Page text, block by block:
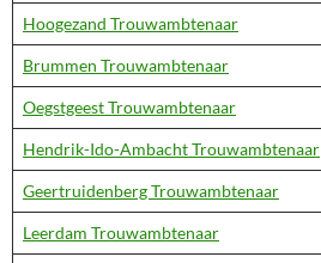
Hoogezand Trouwambtenaar
Brummen Trouwambtenaar
Oegstgeest Trouwambtenaar
Hendrik-Ido-Ambacht Trouwambtenaar
Geertruidenberg Trouwambtenaar
Leerdam Trouwambtenaar